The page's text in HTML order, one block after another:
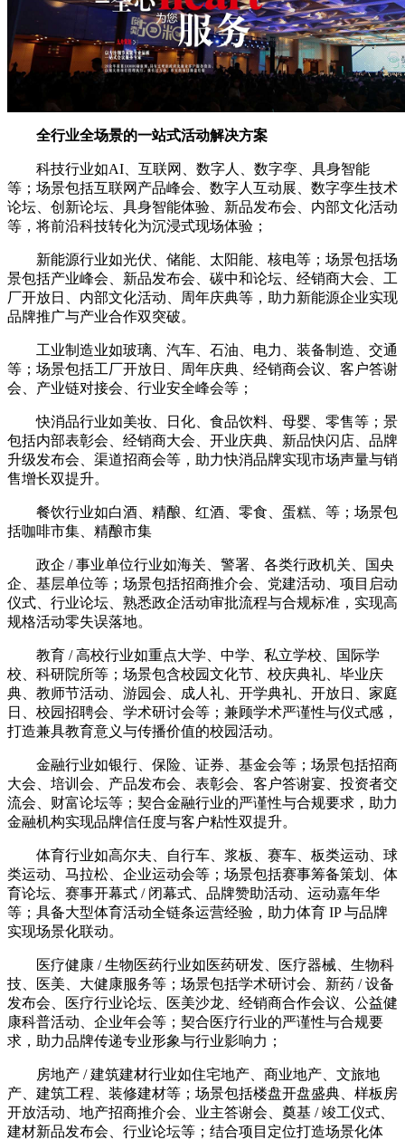
全行业全场景的一站式活动解决方案
科技行业如AI、互联网、数字人、数字孪、具身智能
等；场景包括互联网产品峰会、数字人互动展、数字孪生技术
论坛、创新论坛、具身智能体验、新品发布会、内部文化活动
等，将前沿科技转化为沉浸式现场体验；
新能源行业如光伏、储能、太阳能、核电等；场景包括场
景包括产业峰会、新品发布会、碳中和论坛、经销商大会、工
厂开放日、内部文化活动、周年庆典等，助力新能源企业实现
品牌推广与产业合作双突破。
工业制造业如玻璃、汽车、石油、电力、装备制造、交通
等；场景包括工厂开放日、周年庆典、经销商会议、客户答谢
会、产业链对接会、行业安全峰会等；
快消品行业如美妆、日化、食品饮料、母婴、零售等；景
包括内部表彰会、经销商大会、开业庆典、新品快闪店、品牌
升级发布会、渠道招商会等，助力快消品牌实现市场声量与销
售增长双提升。
餐饮行业如白酒、精酿、红酒、零食、蛋糕、等；场景包
括咖啡市集、精酿市集
政企 / 事业单位行业如海关、警署、各类行政机关、国央
企、基层单位等；场景包括招商推介会、党建活动、项目启动
仪式、行业论坛、熟悉政企活动审批流程与合规标准，实现高
规格活动零失误落地。
教育 / 高校行业如重点大学、中学、私立学校、国际学
校、科研院所等；场景包含校园文化节、校庆典礼、毕业庆
典、教师节活动、游园会、成人礼、开学典礼、开放日、家庭
日、校园招聘会、学术研讨会等；兼顾学术严谨性与仪式感，
打造兼具教育意义与传播价值的校园活动。
金融行业如银行、保险、证券、基金会等；场景包括招商
大会、培训会、产品发布会、表彰会、客户答谢宴、投资者交
流会、财富论坛等；契合金融行业的严谨性与合规要求，助力
金融机构实现品牌信任度与客户粘性双提升。
体育行业如高尔夫、自行车、浆板、赛车、板类运动、球
类运动、马拉松、企业运动会等；场景包括赛事筹备策划、体
育论坛、赛事开幕式 / 闭幕式、品牌赞助活动、运动嘉年华
等；具备大型体育活动全链条运营经验，助力体育 IP 与品牌
实现场景化联动。
医疗健康 / 生物医药行业如医药研发、医疗器械、生物科
技、医美、大健康服务等；场景包括学术研讨会、新药 / 设备
发布会、医疗行业论坛、医美沙龙、经销商合作会议、公益健
康科普活动、企业年会等；契合医疗行业的严谨性与合规要
求，助力品牌传递专业形象与行业影响力；
房地产 / 建筑建材行业如住宅地产、商业地产、文旅地
产、建筑工程、装修建材等；场景包括楼盘开盘盛典、样板房
开放活动、地产招商推介会、业主答谢会、奠基 / 竣工仪式、
建材新品发布会、行业论坛等；结合项目定位打造场景化体